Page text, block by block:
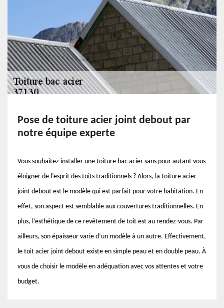
Pose de toiture acier joint debout par
notre équipe experte
Vous souhaitez installer une toiture bac acier sans pour autant vous
éloigner de l’esprit des toits traditionnels ? Alors, la toiture acier
joint debout est le modèle qui est parfait pour votre habitation. En
effet, son aspect est semblable aux couvertures traditionnelles. En
plus, l’esthétique de ce revêtement de toit est au rendez-vous. Par
ailleurs, son épaisseur varie d’un modèle à un autre. Effectivement,
le toit acier joint debout existe en simple peau et en double peau. À
vous de choisir le modèle en adéquation avec vos attentes et votre
budget.